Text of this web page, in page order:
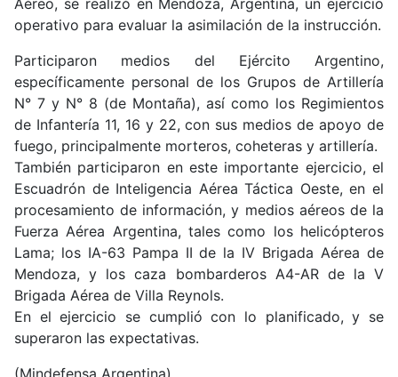
operativo para evaluar la asimilación de la instrucción.
Participaron medios del Ejército Argentino,
específicamente personal de los Grupos de Artillería
N° 7 y N° 8 (de Montaña), así como los Regimientos
de Infantería 11, 16 y 22, con sus medios de apoyo de
fuego, principalmente morteros, coheteras y artillería.
También participaron en este importante ejercicio, el
Escuadrón de Inteligencia Aérea Táctica Oeste, en el
procesamiento de información, y medios aéreos de la
Fuerza Aérea Argentina, tales como los helicópteros
Lama; los IA-63 Pampa II de la IV Brigada Aérea de
Mendoza, y los caza bombarderos A4-AR de la V
Brigada Aérea de Villa Reynols.
En el ejercicio se cumplió con lo planificado, y se
superaron las expectativas.
(Mindefensa Argentina)